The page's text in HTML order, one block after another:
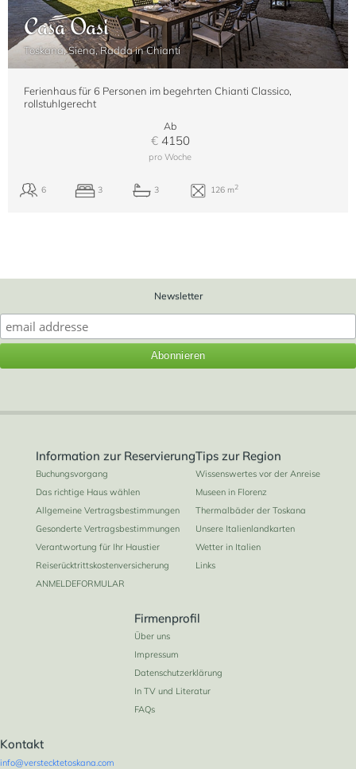
Casa Oasi
Toskana, Siena, Radda in Chianti
Ferienhaus für 6 Personen im begehrten Chianti Classico,
rollstuhlgerecht
Ab
€4150
pro Woche
Newsletter
Information zur Reservierung
Buchungsvorgang
Das richtige Haus wählen
Allgemeine Vertragsbestimmungen
Gesonderte Vertragsbestimmungen
Verantwortung für Ihr Haustier
Reiserücktrittskostenversicherung
ANMELDEFORMULAR
Tips zur Region
Wissenswertes vor der Anreise
Museen in Florenz
Thermalbäder der Toskana
Unsere Italienlandkarten
Wetter in Italien
Links
Firmenprofil
Über uns
Impressum
Datenschutzerklärung
In TV und Literatur
FAQs
Kontakt
info@verstecktetoskana.com